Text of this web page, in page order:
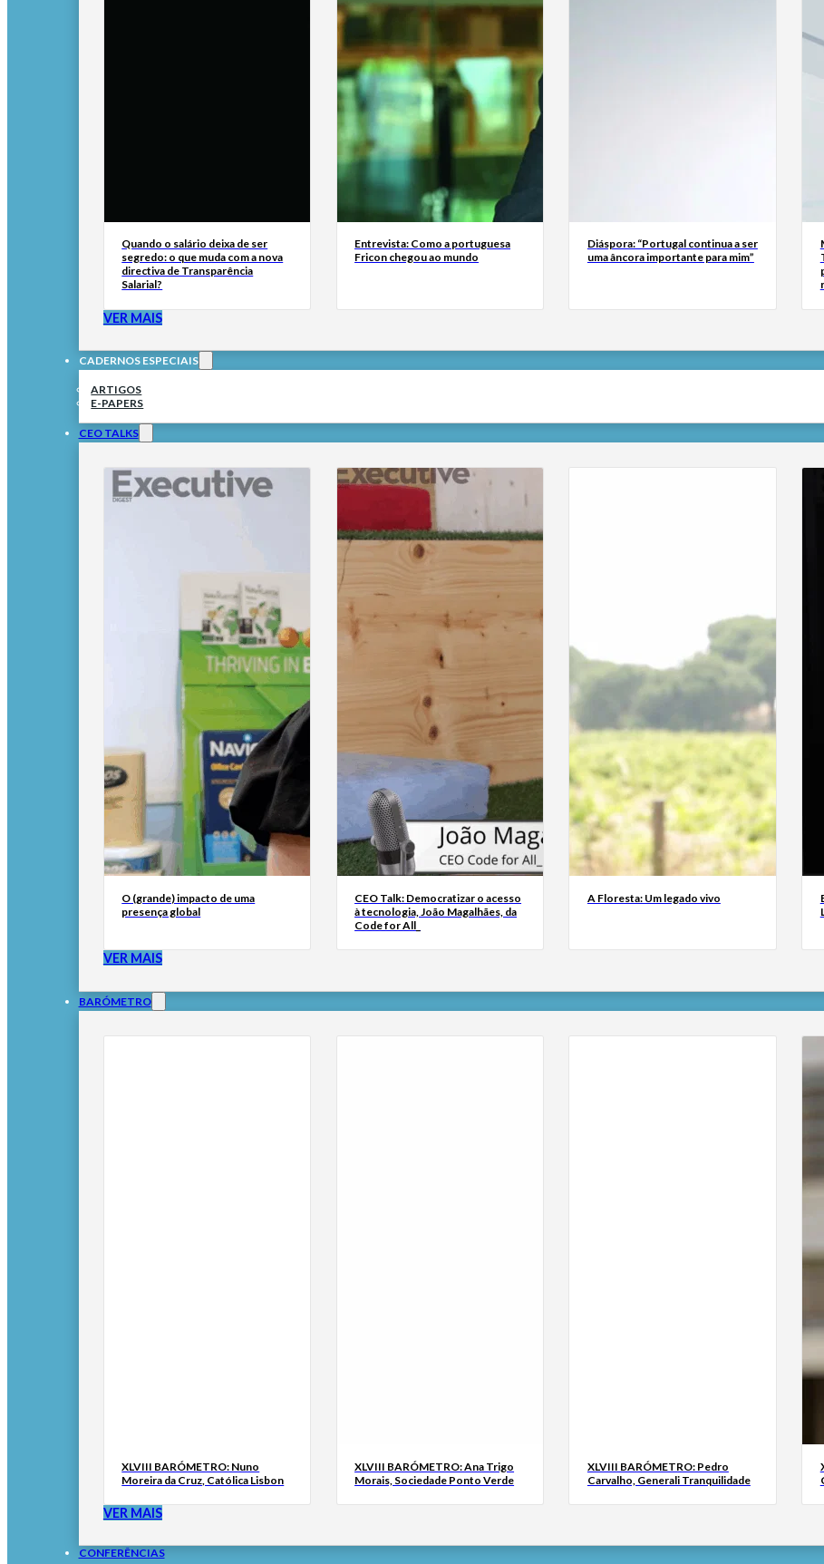
Quando o salário deixa de ser
segredo: o que muda com a nova
directiva de Transparência
Salarial?
Entrevista: Como a portuguesa
Fricon chegou ao mundo
Diáspora: “Portugal continua a ser
uma âncora importante para mim”
VER MAIS
CADERNOS ESPECIAIS
ARTIGOS
E-PAPERS
CEO TALKS
O (grande) impacto de uma
presença global
CEO Talk: Democratizar o acesso
à tecnologia, João Magalhães, da
Code for All_
A Floresta: Um legado vivo
VER MAIS
BARÓMETRO
XLVIII BARÓMETRO: Nuno
Moreira da Cruz, Católica Lisbon
XLVIII BARÓMETRO: Ana Trigo
Morais, Sociedade Ponto Verde
XLVIII BARÓMETRO: Pedro
Carvalho, Generali Tranquilidade
VER MAIS
CONFERÊNCIAS